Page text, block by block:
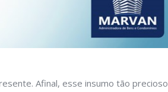
Afinal, esse insumo tão precioso